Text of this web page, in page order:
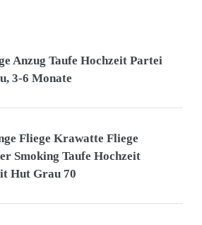
Anzug Taufe Hochzeit Partei
3-6 Monate
Fliege Krawatte Fliege
Smoking Taufe Hochzeit
Hut Grau 70